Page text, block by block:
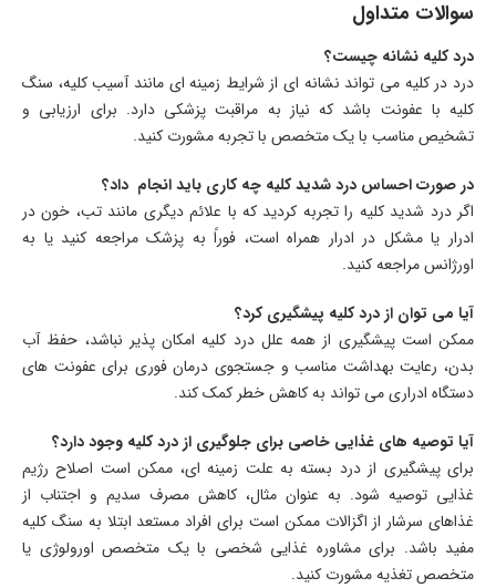
سوالات متداول
درد کلیه نشانه چیست؟
درد در کلیه می تواند نشانه ای از شرایط زمینه ای مانند آسیب کلیه، سنگ
کلیه با عفونت باشد که نیاز به مراقبت پزشکی دارد. برای ارزیابی و
تشخیص مناسب با یک متخصص با تجربه مشورت کنید.
در صورت احساس درد شدید کلیه چه کاری باید انجام داد؟
اگر درد شدید کلیه را تجربه کردید که با علائم دیگری مانند تب، خون در
ادرار یا مشکل در ادرار همراه است، فوراً به پزشک مراجعه کنید یا به
اورژانس مراجعه کنید.
آیا می توان از درد کلیه پیشگیری کرد؟
ممکن است پیشگیری از همه علل درد کلیه امکان پذیر نباشد، حفظ آب
بدن، رعایت بهداشت مناسب و جستجوی درمان فوری برای عفونت های
دستگاه ادراری می تواند به کاهش خطر کمک کند.
آیا توصیه های غذایی خاصی برای جلوگیری از درد کلیه وجود دارد؟
برای پیشگیری از درد بسته به علت زمینه ای، ممکن است اصلاح رژیم
غذایی توصیه شود. به عنوان مثال، کاهش مصرف سدیم و اجتناب از
غذاهای سرشار از اگزالات ممکن است برای افراد مستعد ابتلا به سنگ کلیه
مفید باشد. برای مشاوره غذایی شخصی با یک متخصص اورولوژی یا
متخصص تغذیه مشورت کنید.